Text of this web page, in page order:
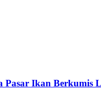
Pasar Ikan Berkumis